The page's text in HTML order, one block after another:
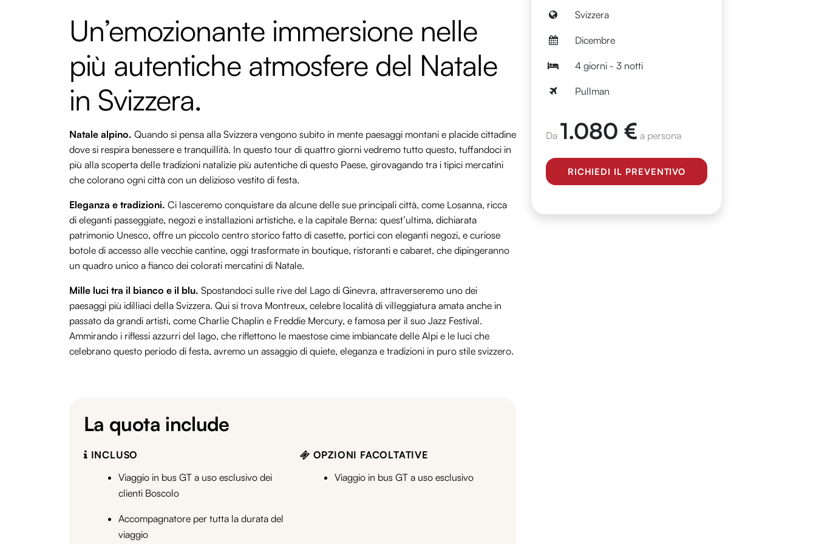
Un’emozionante immersione nelle
più autentiche atmosfere del Natale
in Svizzera.
Natale alpino. Quando si pensa alla Svizzera vengono subito in mente paesaggi montani e placide cittadine
dove si respira benessere e tranquillità. In questo tour di quattro giorni vedremo tutto questo, tuffandoci in
più alla scoperta delle tradizioni natalizie più autentiche di questo Paese, girovagando tra i tipici mercatini
che colorano ogni città con un delizioso vestito di festa.
Eleganza e tradizioni. Ci lasceremo conquistare da alcune delle sue principali città, come Losanna, ricca
di eleganti passeggiate, negozi e installazioni artistiche, e la capitale Berna: quest’ultima, dichiarata
patrimonio Unesco, offre un piccolo centro storico fatto di casette, portici con eleganti negozi, e curiose
botole di accesso alle vecchie cantine, oggi trasformate in boutique, ristoranti e cabaret, che dipingeranno
un quadro unico a fianco dei colorati mercatini di Natale.
Mille luci tra il bianco e il blu. Spostandoci sulle rive del Lago di Ginevra, attraverseremo uno dei
paesaggi più idilliaci della Svizzera. Qui si trova Montreux, celebre località di villeggiatura amata anche in
passato da grandi artisti, come Charlie Chaplin e Freddie Mercury, e famosa per il suo Jazz Festival.
Ammirando i riflessi azzurri del lago, che riflettono le maestose cime imbiancate delle Alpi e le luci che
celebrano questo periodo di festa, avremo un assaggio di quiete, eleganza e tradizioni in puro stile svizzero.
La quota include
INCLUSO
Viaggio in bus GT a uso esclusivo dei
clienti Boscolo
Accompagnatore per tutta la durata del
viaggio
OPZIONI FACOLTATIVE
Viaggio in bus GT a uso esclusivo
Svizzera
Dicembre
4 giorni - 3 notti
Pullman
Da 1.080 € a persona
RICHIEDI IL PREVENTIVO